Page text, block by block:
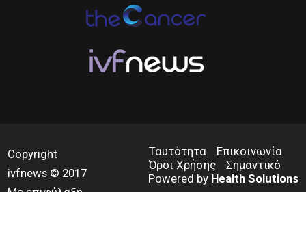
Copyright
ivfnews © 2017
Με επιφύλαξη
Ταυτότητα
Επικοινωνία
Όροι Χρήσης
Σημαντικό
Powered by Health Solutions